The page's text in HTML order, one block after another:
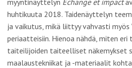
myyntinäyttelyn Echange et impact
huhtikuuta 2018. Taidenäyttelyn
ja vaikutus, mikä liittyy vahvasti
periaatteisiin. Hienoa nähdä, miten
taiteilijoiden taiteelliset näkemykset
maalaustekniikat ja -materiaalit